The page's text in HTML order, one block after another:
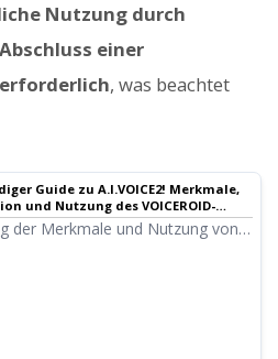
Nutzung durch
einer
, was beachtet
Guide zu A.I.VOICE2! Merkmale,
und Nutzung des VOICEROID-
ausführlich erklärt
der Merkmale und Nutzung von